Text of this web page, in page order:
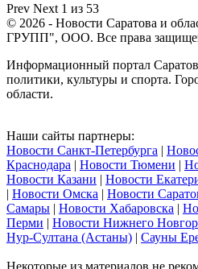
Prev Next 1 из 53
© 2026 - Новости Саратова и
ГРУПП", ООО. Все права
Информационный портал
политики, культуры и спорта.
области.
Наши сайты партнеры:
Новости Санкт-Петербурга |
Краснодара | Новости Тюмени |
Новости Казани | Новости
| Новости Омска | Новости
Самары | Новости Хабаровска |
Перми | Новости Нижнего
Нур-Султана (Астаны) | Сауны
Некоторые из материалов не